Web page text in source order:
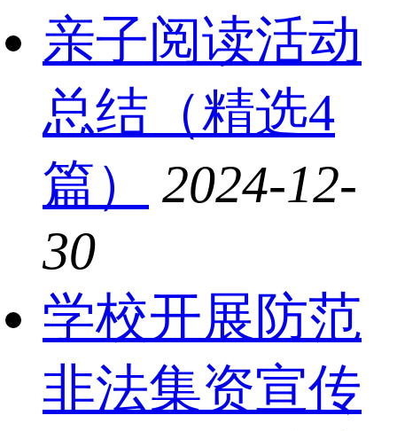
亲子阅读活动
总结（精选4
篇）
2024-12-
30
学校开展防范
非法集资宣传